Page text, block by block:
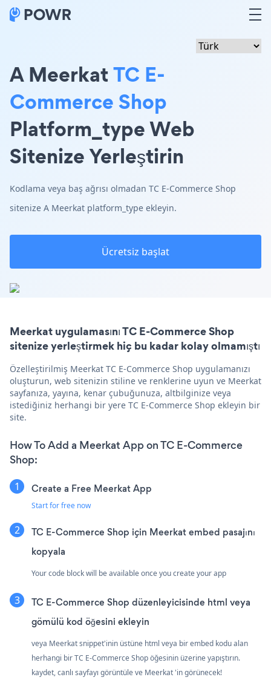
A MeerkatTC E-
Commerce Shop
Platform_type Web
Sitenize Yerleştirin
Kodlama veya baş ağrısı olmadan TC E-Commerce Shop
sitenize A Meerkat platform_type ekleyin.
Ücretsiz başlat
Meerkat uygulamasını TC E-Commerce Shop
sitenize yerleştirmek hiç bu kadar kolay olmamıştı
Özelleştirilmiş Meerkat TC E-Commerce Shop uygulamanızı
oluşturun, web sitenizin stiline ve renklerine uyun ve Meerkat
sayfanıza, yayına, kenar çubuğunuza, altbilginize veya
istediğiniz herhangi bir yere TC E-Commerce Shop ekleyin bir
site.
How To Add a Meerkat App on TC E-Commerce
Shop:
Create a Free Meerkat App
Start for free now
TC E-Commerce Shop için Meerkat embed pasajını
kopyala
Your code block will be available once you create your app
TC E-Commerce Shop düzenleyicisinde html veya
gömülü kod öğesini ekleyin
veya Meerkat snippet'inin üstüne html veya bir embed kodu alan
herhangi bir TC E-Commerce Shop öğesinin üzerine yapıştırın.
kaydet, canlı sayfayı görüntüle ve Meerkat 'in görünecek!